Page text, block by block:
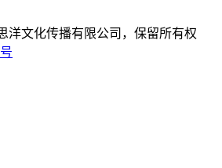
洋文化传播有限公司，保留所有权